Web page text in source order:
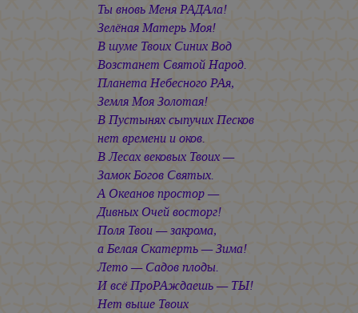
Ты вновь Меня РАДАла!
Зелёная Матерь Моя!
В шуме Твоих Синих Вод
Возстанет Святой Народ.
Планета Небесного РАя,
Земля Моя Золотая!
В Пустынях сыпучих Песков
нет времени и оков.
В Лесах вековых Твоих —
Замок Богов Святых.
А Океанов простор —
Дивных Очей восторг!
Поля Твои — закрома,
а Белая Скатерть — Зима!
Лето — Садов плоды.
И всё ПроРАждаешь — ТЫ!
Нет выше Твоих